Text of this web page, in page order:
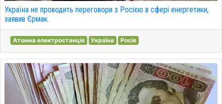
Україна не проводить переговори з Росією в сфері енергетики,
заявив Єрмак.
Атомна електростанція Україна Росія